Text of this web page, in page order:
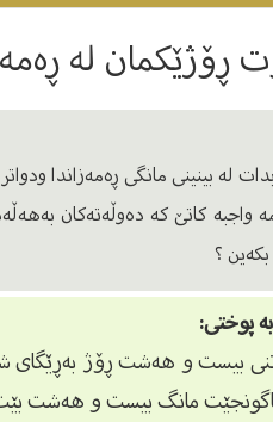
ڕۆژێکمان لە
لە بینینی مانگی ڕەمەزاندا
کاتێ کە دەوڵەتەکان
؟
پوختی:
بیست و هەشت ڕۆژ بەڕێگای
مانگ بیست و هەشت